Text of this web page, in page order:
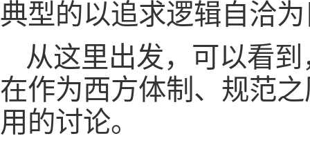
典型的以追求逻辑自洽
从这里出发，可以看
在作为西方体制、规范
用的讨论。